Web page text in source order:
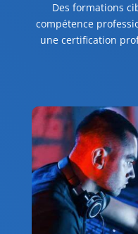
Des formations
compétence
une certification